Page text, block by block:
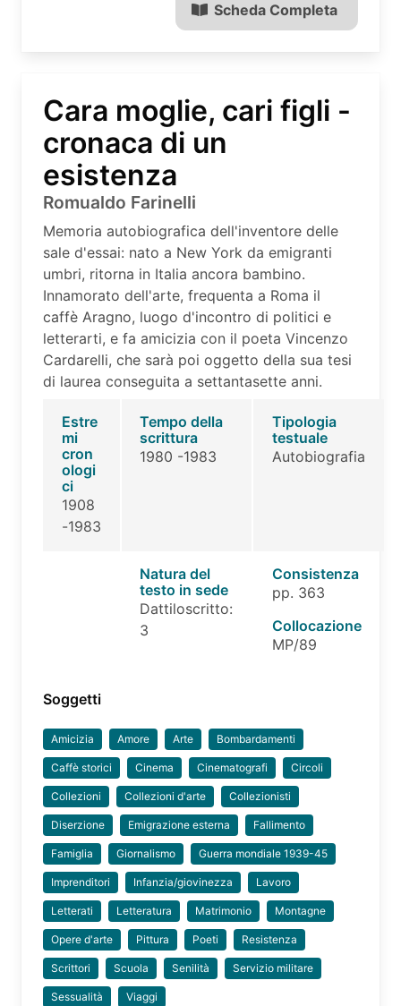
Scheda Completa
Cara moglie, cari figli -
cronaca di un
esistenza
Romualdo Farinelli
Memoria autobiografica dell'inventore delle
sale d'essai: nato a New York da emigranti
umbri, ritorna in Italia ancora bambino.
Innamorato dell'arte, frequenta a Roma il
caffè Aragno, luogo d'incontro di politici e
letterarti, e fa amicizia con il poeta Vincenzo
Cardarelli, che sarà poi oggetto della sua tesi
di laurea conseguita a settantasette anni.
Estre
mi
cron
ologi
ci
1908
-1983
Tempo della
scrittura
1980 -1983
Tipologia
testuale
Autobiografia
Natura del
testo in sede
Dattiloscritto:
3
Consistenza
pp. 363
Collocazione
MP/89
Soggetti
Amicizia Amore Arte Bombardamenti
Caffè storici Cinema Cinematografi Circoli
Collezioni Collezioni d'arte Collezionisti
Diserzione Emigrazione esterna Fallimento
Famiglia Giornalismo Guerra mondiale 1939-45
Imprenditori Infanzia/giovinezza Lavoro
Letterati Letteratura Matrimonio Montagne
Opere d'arte Pittura Poeti Resistenza
Scrittori Scuola Senilità Servizio militare
Sessualità Viaggi